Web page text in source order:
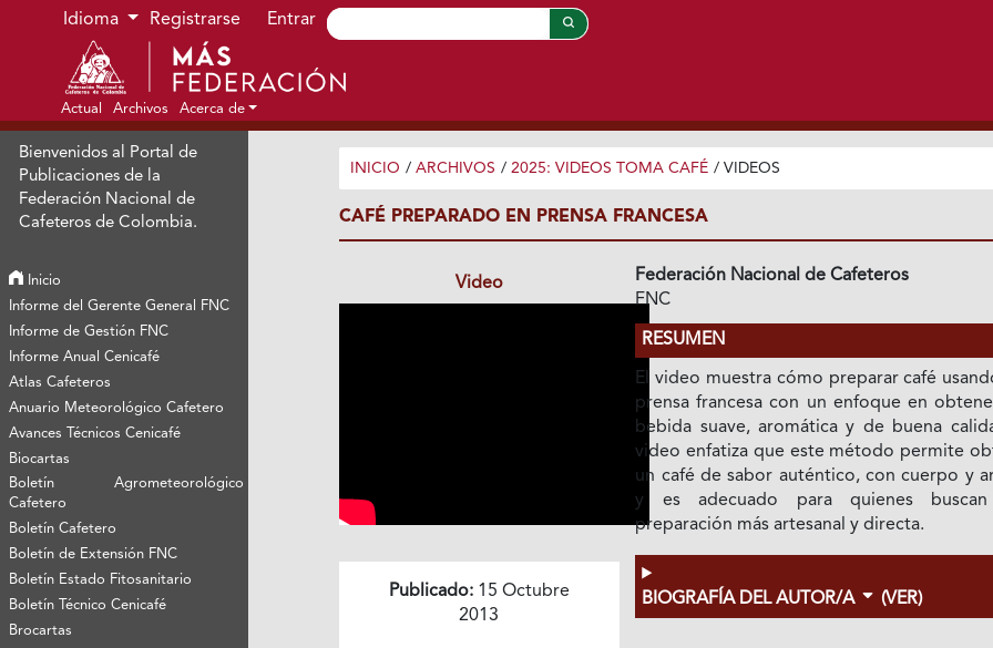
Ir al menú de navegación principal
Ir al contenido principal
Ir al pie de página del sitio
Idioma Registrarse Entrar
Actual Archivos Acerca de
Bienvenidos al Portal de
Publicaciones de la
Federación Nacional de
Cafeteros de Colombia.
Inicio
Informe del Gerente General FNC
Informe de Gestión FNC
Informe Anual Cenicafé
Atlas Cafeteros
Anuario Meteorológico Cafetero
Avances Técnicos Cenicafé
Biocartas
Boletín Agrometeorológico
Cafetero
Boletín Cafetero
Boletín de Extensión FNC
Boletín Estado Fitosanitario
Boletín Técnico Cenicafé
Brocartas
INICIO / ARCHIVOS / 2025: VIDEOS TOMA CAFÉ / VIDEOS
CAFÉ PREPARADO EN PRENSA FRANCESA
Video
Publicado:15 Octubre
2013
Federación Nacional de Cafeteros
FNC
RESUMEN
El video muestra cómo preparar café
prensa francesa con un enfoque en
bebida suave, aromática y de buena
video enfatiza que este método permite
un café de sabor auténtico, con cuerpo y
y es adecuado para quienes
preparación más artesanal y directa.
BIOGRAFÍA DEL AUTOR/A (VER)